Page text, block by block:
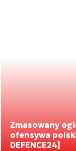
Zmasowany
ofensywa
DEFENCE24]